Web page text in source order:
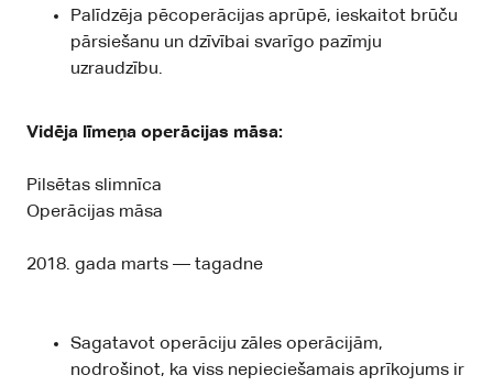
Palīdzēja pēcoperācijas aprūpē, ieskaitot brūču
pārsiešanu un dzīvībai svarīgo pazīmju
uzraudzību.
Vidēja līmeņa operācijas māsa:
Pilsētas slimnīca
Operācijas māsa
2018. gada marts — tagadne
Sagatavot operāciju zāles operācijām,
nodrošinot, ka viss nepieciešamais aprīkojums ir